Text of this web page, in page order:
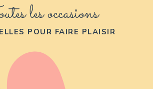
les occasions
POUR FAIRE PLAISIR